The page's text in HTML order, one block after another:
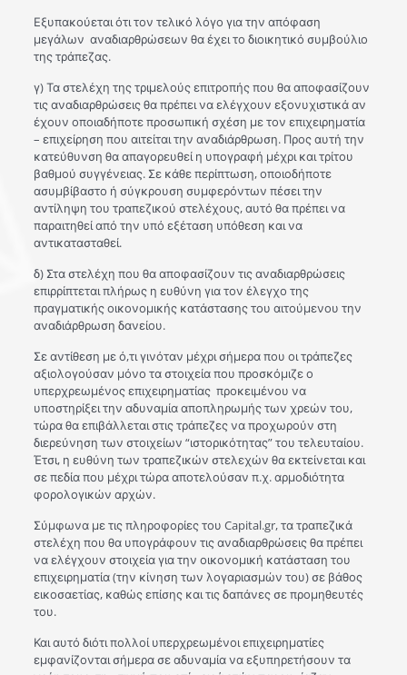
Εξυπακούεται ότι τον τελικό λόγο για την απόφαση
μεγάλων αναδιαρθρώσεων θα έχει το διοικητικό συμβούλιο
της τράπεζας.
γ) Τα στελέχη της τριμελούς επιτροπής που θα αποφασίζουν
τις αναδιαρθρώσεις θα πρέπει να ελέγχουν εξονυχιστικά αν
έχουν οποιαδήποτε προσωπική σχέση με τον επιχειρηματία
– επιχείρηση που αιτείται την αναδιάρθρωση. Προς αυτή την
κατεύθυνση θα απαγορευθεί η υπογραφή μέχρι και τρίτου
βαθμού συγγένειας. Σε κάθε περίπτωση, οποιοδήποτε
ασυμβίβαστο ή σύγκρουση συμφερόντων πέσει την
αντίληψη του τραπεζικού στελέχους, αυτό θα πρέπει να
παραιτηθεί από την υπό εξέταση υπόθεση και να
αντικατασταθεί.
δ) Στα στελέχη που θα αποφασίζουν τις αναδιαρθρώσεις
επιρρίπτεται πλήρως η ευθύνη για τον έλεγχο της
πραγματικής οικονομικής κατάστασης του αιτούμενου την
αναδιάρθρωση δανείου.
Σε αντίθεση με ό,τι γινόταν μέχρι σήμερα που οι τράπεζες
αξιολογούσαν μόνο τα στοιχεία που προσκόμιζε ο
υπερχρεωμένος επιχειρηματίας προκειμένου να
υποστηρίξει την αδυναμία αποπληρωμής των χρεών του,
τώρα θα επιβάλλεται στις τράπεζες να προχωρούν στη
διερεύνηση των στοιχείων “ιστορικότητας” του τελευταίου.
Έτσι, η ευθύνη των τραπεζικών στελεχών θα εκτείνεται και
σε πεδία που μέχρι τώρα αποτελούσαν π.χ. αρμοδιότητα
φορολογικών αρχών.
Σύμφωνα με τις πληροφορίες του Capital.gr, τα τραπεζικά
στελέχη που θα υπογράφουν τις αναδιαρθρώσεις θα πρέπει
να ελέγχουν στοιχεία για την οικονομική κατάσταση του
επιχειρηματία (την κίνηση των λογαριασμών του) σε βάθος
εικοσαετίας, καθώς επίσης και τις δαπάνες σε προμηθευτές
του.
Και αυτό διότι πολλοί υπερχρεωμένοι επιχειρηματίες
εμφανίζονται σήμερα σε αδυναμία να εξυπηρετήσουν τα